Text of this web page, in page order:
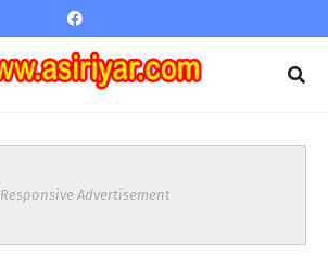
Responsive Advertisement